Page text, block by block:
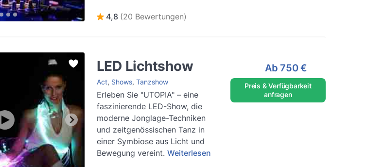
auf eine an...
4,8 (20 Bewertungen)
LED Lichtshow
Act, Shows, Tanzshow
Erleben Sie "UTOPIA" – eine
faszinierende LED-Show, die
moderne Jonglage-Techniken
und zeitgenössischen Tanz in
einer Symbiose aus Licht und
Bewegung vereint. Weiterlesen
Ab 750 €
Preis & Verfügbarkeit
anfragen